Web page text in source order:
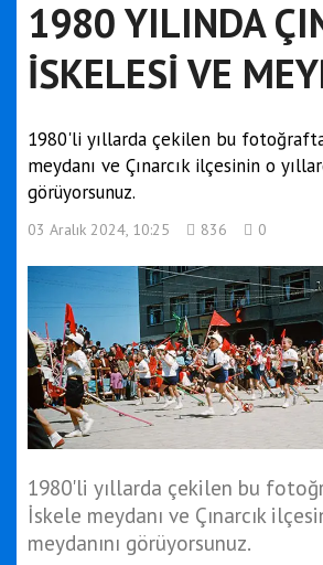
1980 YILINDA
İSKELESİ VE
1980'li yıllarda çekilen bu fotoğrafta
meydanı ve Çınarcık ilçesinin o
görüyorsunuz.
03 Aralık 2024, 10:25 836 0
1980'li yıllarda çekilen bu
İskele meydanı ve Çınarcık
meydanını görüyorsunuz.